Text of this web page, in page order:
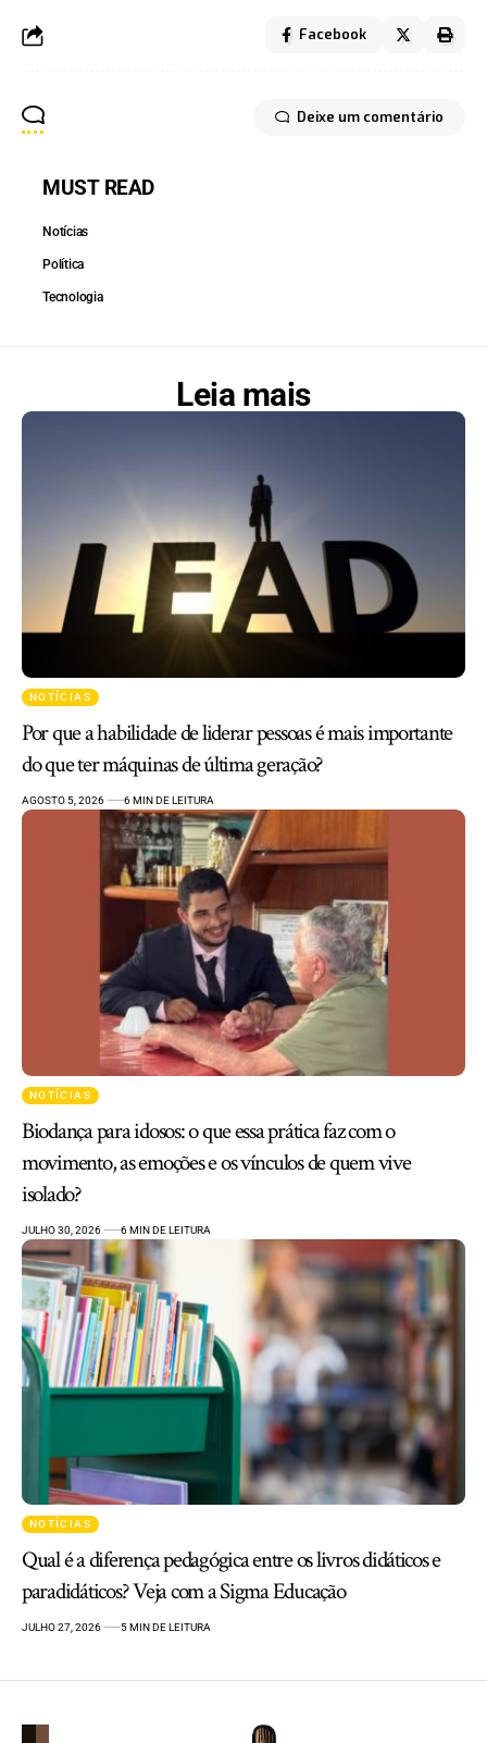
Facebook
Deixe um comentário
MUST READ
Notícias
Política
Tecnologia
Leia mais
NOTÍCIAS
Por que a habilidade de liderar pessoas é mais importante
do que ter máquinas de última geração?
AGOSTO 5, 2026 6 MIN DE LEITURA
NOTÍCIAS
Biodança para idosos: o que essa prática faz com o
movimento, as emoções e os vínculos de quem vive
isolado?
JULHO 30, 2026 6 MIN DE LEITURA
NOTÍCIAS
Qual é a diferença pedagógica entre os livros didáticos e
paradidáticos? Veja com a Sigma Educação
JULHO 27, 2026 5 MIN DE LEITURA